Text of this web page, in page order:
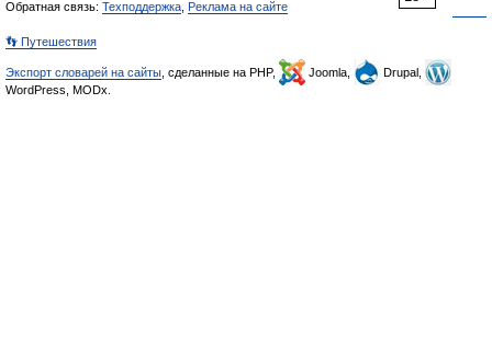
Обратная связь: Техподдержка Реклама на сайте
👣 Путешествия
Экспорт словарей на сайты , сделанные на PHP, Joomla,
Drupal,
WordPress, MODx.